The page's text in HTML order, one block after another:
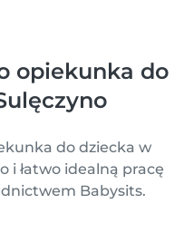
opiekunka do
do dziecka w
i łatwo idealną pracę
Babysits.